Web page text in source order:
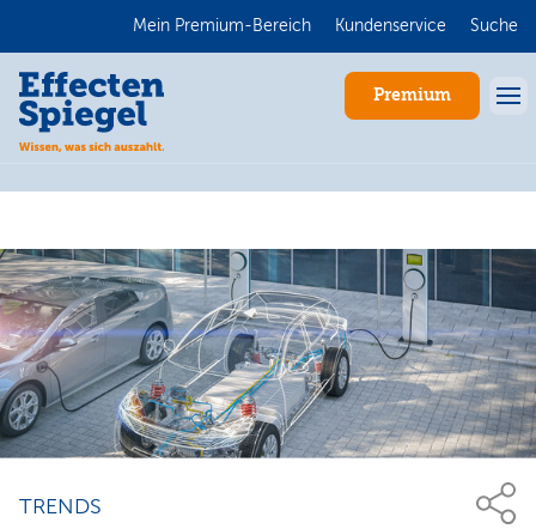
Mein Premium-Bereich Kundenservice Suche
Premium
TRENDS
Anmelden